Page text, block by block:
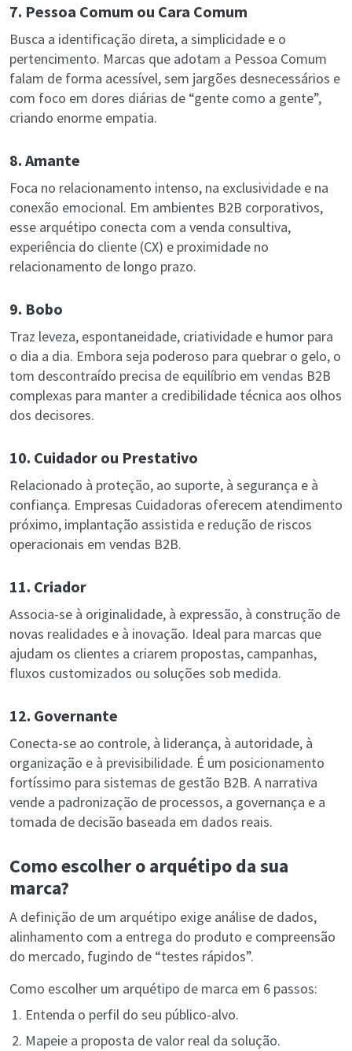
7. Pessoa Comum ou Cara Comum
Busca a identificação direta, a simplicidade e o
pertencimento. Marcas que adotam a Pessoa Comum
falam de forma acessível, sem jargões desnecessários e
com foco em dores diárias de “gente como a gente”,
criando enorme empatia.
8. Amante
Foca no relacionamento intenso, na exclusividade e na
conexão emocional. Em ambientes B2B corporativos,
esse arquétipo conecta com a venda consultiva,
experiência do cliente (CX) e proximidade no
relacionamento de longo prazo.
9. Bobo
Traz leveza, espontaneidade, criatividade e humor para
o dia a dia. Embora seja poderoso para quebrar o gelo, o
tom descontraído precisa de equilíbrio em vendas B2B
complexas para manter a credibilidade técnica aos olhos
dos decisores.
10. Cuidador ou Prestativo
Relacionado à proteção, ao suporte, à segurança e à
confiança. Empresas Cuidadoras oferecem atendimento
próximo, implantação assistida e redução de riscos
operacionais em vendas B2B.
11. Criador
Associa-se à originalidade, à expressão, à construção de
novas realidades e à inovação. Ideal para marcas que
ajudam os clientes a criarem propostas, campanhas,
fluxos customizados ou soluções sob medida.
12. Governante
Conecta-se ao controle, à liderança, à autoridade, à
organização e à previsibilidade. É um posicionamento
fortíssimo para sistemas de gestão B2B. A narrativa
vende a padronização de processos, a governança e a
tomada de decisão baseada em dados reais.
Como escolher o arquétipo da sua
marca?
A definição de um arquétipo exige análise de dados,
alinhamento com a entrega do produto e compreensão
do mercado, fugindo de “testes rápidos”.
Como escolher um arquétipo de marca em 6 passos:
Entenda o perfil do seu público-alvo.
Mapeie a proposta de valor real da solução.